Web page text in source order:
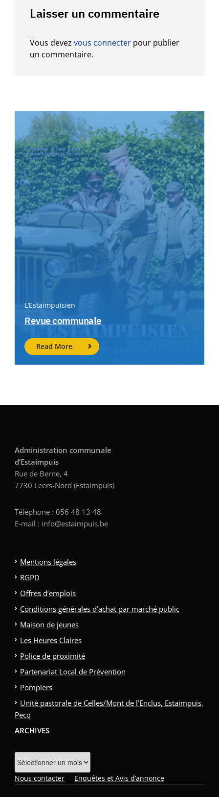
L’Estaimpuisien
Revue communale
Read More
Laisser un commentaire
Vous devez vous connecter pour publier
un commentaire.
Administration communale
d’Estaimpuis
Rue de Berne, 4
7730 Leers-Nord (Estaimpuis)
Téléphone : 056 48 13 48
E-mail : info@estaimpuis.be
Mentions légales
RGPD
Offres d’emplois
Conditions générales d’achat par marché public
Maison de jeunes
Les Heures Claires
Police de proximité
Partenariat Local de Prévention
Pompiers
Unité pastorale de Celles/Mont de l’Enclus, Estaimpuis,
Pecq
ARCHIVES
Nous contacter Enquêtes et Avis d’annonce